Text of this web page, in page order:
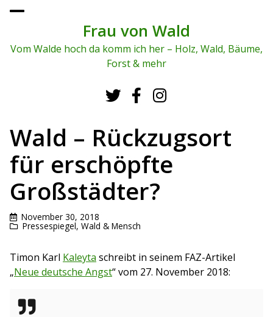
To
me
Frau von Wald
Vom Walde hoch da komm ich her – Holz, Wald, Bäume,
Forst & mehr
Wald – Rückzugsort
für erschöpfte
Großstädter?
November 30, 2018
Pressespiegel, Wald & Mensch
Timon Karl Kaleyta schreibt in seinem FAZ-Artikel
„Neue deutsche Angst“ vom 27. November 2018: